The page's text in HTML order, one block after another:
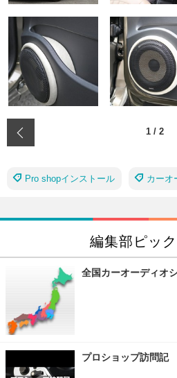
1 / 2
Pro shopインストール カーオ
編集部ピッ
全国カーオーディオ
プロショップ訪問記